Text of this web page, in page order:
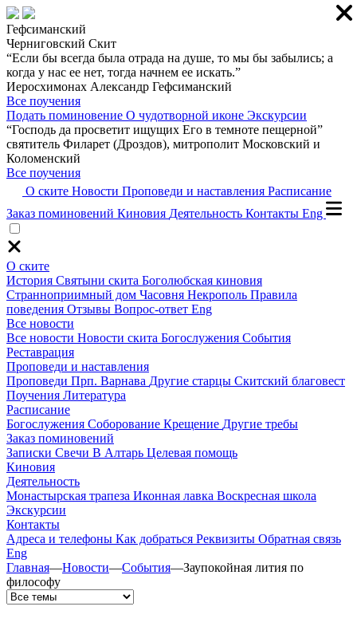
Гефсиманский
Черниговский Скит
“Если бы всегда была отрада на душе, то мы бы забылись; а
когда у нас ее нет, тогда начнем ее искать.”
Иеросхимонах Александр Гефсиманский
Все поучения
Подать поминовение О чудотворной иконе Экскурсии
“Господь да просветит ищущих Его в темноте пещерной”
святитель Филарет (Дроздов), митрополит Московский и
Коломенский
Все поучения
О ските Новости Проповеди и наставления Расписание
Заказ поминовений Киновия Деятельность Контакты Eng
О ските
История Святыни скита Боголюбская киновия
Странноприимный дом Часовня Некрополь Правила
поведения Отзывы Вопрос-ответ Eng
Все новости
Все новости Новости скита Богослужения События
Реставрация
Проповеди и наставления
Проповеди Прп. Варнава Другие старцы Скитский благовест
Поучения Литература
Расписание
Богослужения Соборование Крещение Другие требы
Заказ поминовений
Записки Свечи В Алтарь Целевая помощь
Киновия
Деятельность
Монастырская трапеза Иконная лавка Воскресная школа
Экскурсии
Контакты
Адреса и телефоны Как добраться Реквизиты Обратная связь
Eng
Главная—Новости—События—Заупокойная лития по
философу